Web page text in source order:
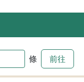
條 前往